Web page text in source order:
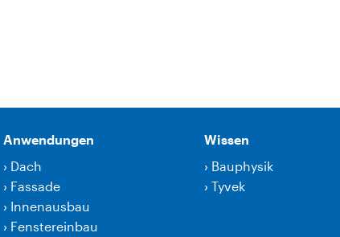
Anwendungen
› Dach
› Fassade
› Innenausbau
› Fenstereinbau
Wissen
› Bauphysik
› Tyvek